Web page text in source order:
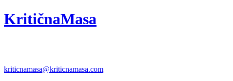
KritičnaMasa
kriticnamasa@kriticnamasa.com